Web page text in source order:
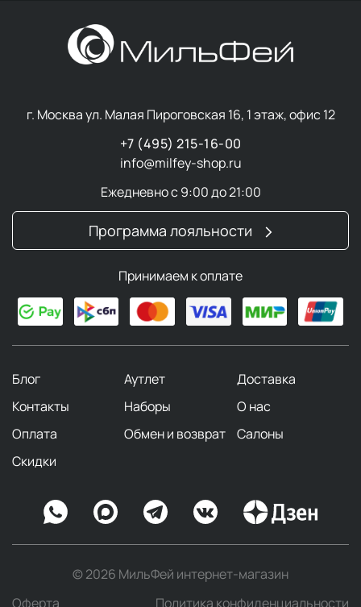
г. Москва ул. Малая Пироговская 16, 1 этаж, офис 12
+7 (495) 215-16-00
info@milfey-shop.ru
Ежедневно с 9:00 до 21:00
Программа лояльности
Принимаем к оплате
Блог Аутлет
Доставка
Контакты
Наборы
О нас
Оплата
Обмен и возврат
Салоны
Скидки
© 2026 МильФей интернет-магазин
Оферта
Политика конфиденциальности